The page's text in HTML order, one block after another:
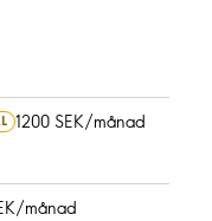
1200 SEK/månad
månad